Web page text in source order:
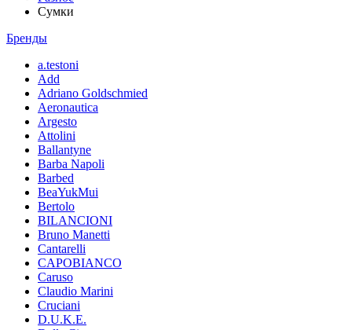
Сумки
Бренды
a.testoni
Add
Adriano Goldschmied
Aeronautica
Argesto
Attolini
Ballantyne
Barba Napoli
Barbed
BeaYukMui
Bertolo
BILANCIONI
Bruno Manetti
Cantarelli
CAPOBIANCO
Caruso
Claudio Marini
Cruciani
D.U.K.E.